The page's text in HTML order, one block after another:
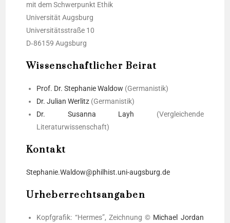
mit dem Schwer­punkt Ethik
Uni­ver­si­tät Augs­burg
Uni­ver­si­täts­stra­ße 10
D‑86159 Augs­burg
Wissenschaftlicher Beirat
Prof. Dr. Ste­pha­nie Wal­dow (Ger­ma­nis­tik)
Dr. Juli­an Wer­litz (Ger­ma­nis­tik)
Dr. Susan­na Layh (Ver­glei­chen­de
Literaturwissenschaft)
Kontakt
Stephanie.Waldow@philhist.uni-augsburg.de
Urheberrechtsangaben
Kopf­gra­fik: “Her­mes”, Zeich­nung © Micha­el Jor­dan